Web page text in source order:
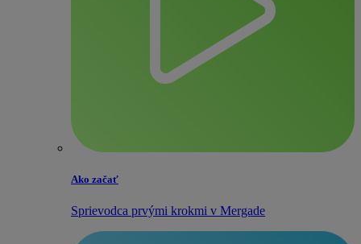
Ako začať
Sprievodca prvými krokmi v Mergade